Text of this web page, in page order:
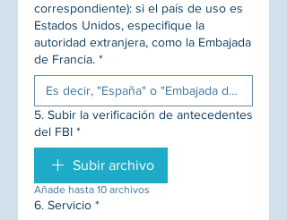
correspondiente): si el país de uso es
Estados Unidos, especifique la
autoridad extranjera, como la Embajada
de Francia. *
5. Subir la verificación de antecedentes
del FBI *
Subir archivo
Añade hasta 10 archivos
6. Servicio *